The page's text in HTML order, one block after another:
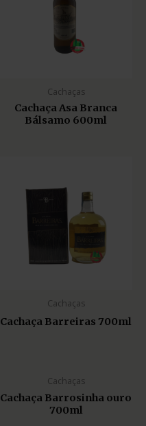
Cachaças
Cachaça Asa Branca
Bálsamo 600ml
Cachaças
Cachaça Barreiras 700ml
Cachaças
Cachaça Barrosinha ouro
700ml